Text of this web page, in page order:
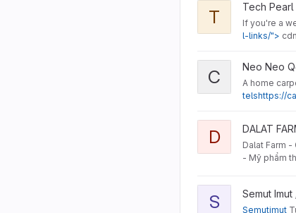
View techpearl1234
T Tech
If you're a
l-links/">
View Carpet Dubai
C Neo Neo
A home
telshttps://
View DalatFarm
D DALAT
Dalat Farm
- Mỹ phẩm
View semutimut
S Semut Imut
Semutimut